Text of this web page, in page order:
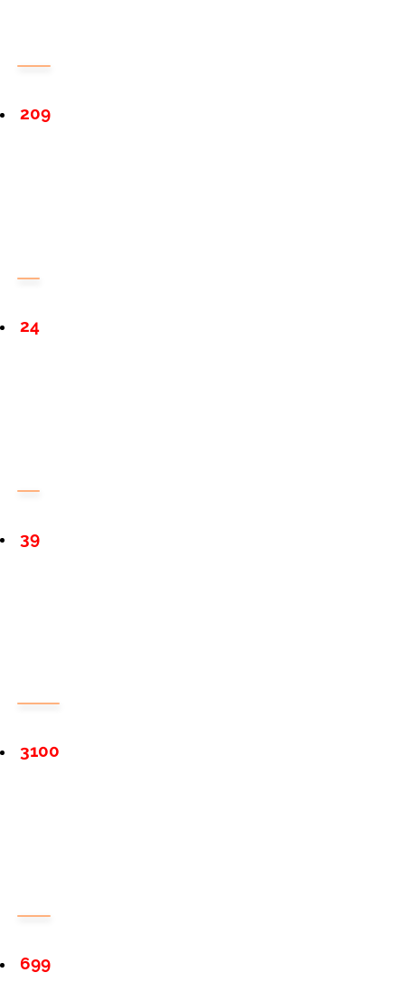
209
24
39
3100
699